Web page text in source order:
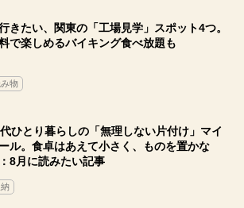
きたい、関東の「工場見学」スポット4つ。
で楽しめるバイキング食べ放題も
物
ひとり暮らしの「無理しない片付け」マイ
ル。食卓はあえて小さく、ものを置かな
8月に読みたい記事